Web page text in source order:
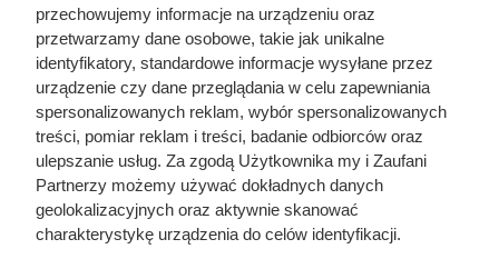
przechowujemy informacje na urządzeniu oraz
przetwarzamy dane osobowe, takie jak unikalne
identyfikatory, standardowe informacje wysyłane przez
urządzenie czy dane przeglądania w celu zapewniania
spersonalizowanych reklam, wybór spersonalizowanych
treści, pomiar reklam i treści, badanie odbiorców oraz
ulepszanie usług. Za zgodą Użytkownika my i Zaufani
Partnerzy możemy używać dokładnych danych
geolokalizacyjnych oraz aktywnie skanować
charakterystykę urządzenia do celów identyfikacji.